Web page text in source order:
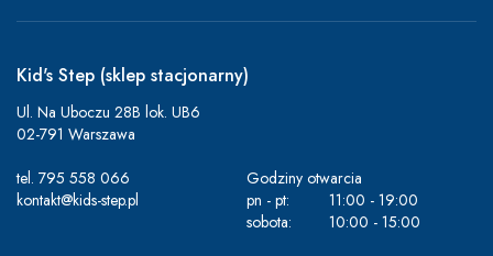
Kid's Step (sklep stacjonarny)
Ul. Na Uboczu 28B lok. UB6
02-791 Warszawa
tel. 795 558 066
kontakt@kids-step.pl
Godziny otwarcia
pn - pt:
11:00 - 19:00
sobota:
10:00 - 15:00